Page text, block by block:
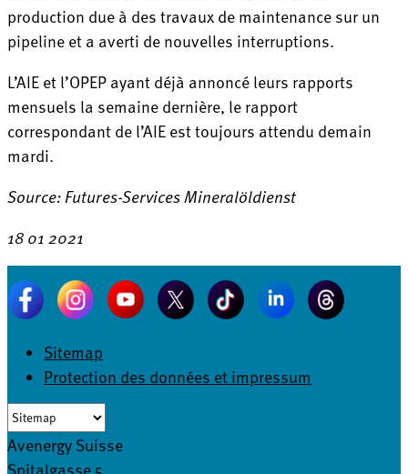
production due à des travaux de maintenance sur un
pipeline et a averti de nouvelles interruptions.
L’AIE et l’OPEP ayant déjà annoncé leurs rapports
mensuels la semaine dernière, le rapport
correspondant de l’AIE est toujours attendu demain
mardi.
Source: Futures-Services Mineralöldienst
18 01 2021
Sitemap
Protection des données et impressum
Avenergy Suisse
Spitalgasse 5